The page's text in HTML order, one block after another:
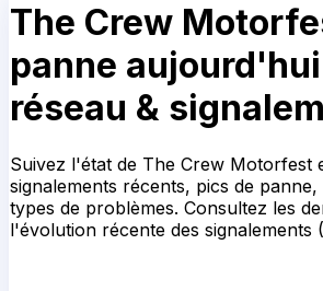
The Crew
panne
réseau &
Suivez l'état de The Crew Motorfest
signalements récents, pics de
types de problèmes. Consultez les
l'évolution récente des signalements